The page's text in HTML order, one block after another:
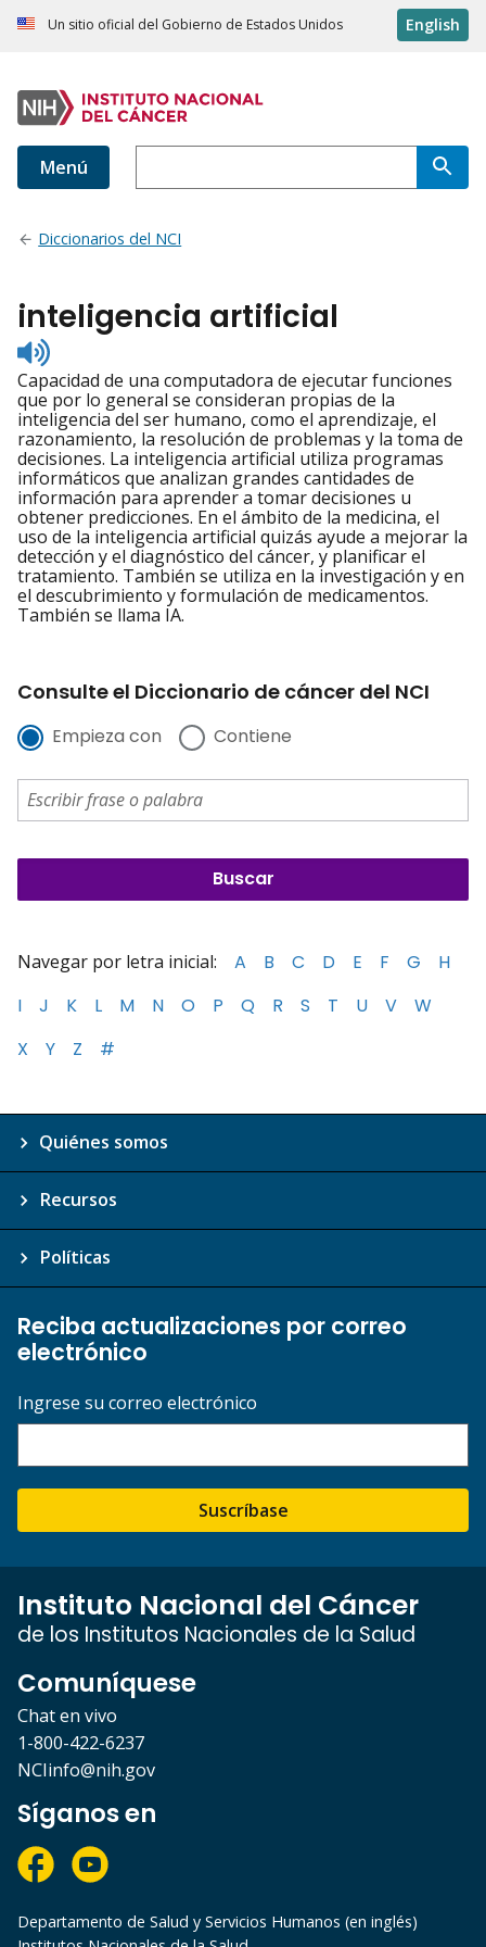
Un sitio oficial del Gobierno de Estados Unidos English
Menú
Diccionarios del NCI
inteligencia artificial
Listen
to
pronunciation
Capacidad de una computadora de ejecutar funciones
que por lo general se consideran propias de la
inteligencia del ser humano, como el aprendizaje, el
razonamiento, la resolución de problemas y la toma de
decisiones. La inteligencia artificial utiliza programas
informáticos que analizan grandes cantidades de
información para aprender a tomar decisiones u
obtener predicciones. En el ámbito de la medicina, el
uso de la inteligencia artificial quizás ayude a mejorar la
detección y el diagnóstico del cáncer, y planificar el
tratamiento. También se utiliza en la investigación y en
el descubrimiento y formulación de medicamentos.
También se llama IA.
Consulte el Diccionario de cáncer del NCI
Empieza con Contiene
Navegar por letra inicial: A B C D E F G
H
I
J K L M N O P Q R S T U V
W
X
Y Z #
Quiénes somos
Recursos
Políticas
Reciba actualizaciones por correo
electrónico
Ingrese su correo electrónico
Suscríbase
Instituto Nacional del Cáncer
de los Institutos Nacionales de la Salud
Comuníquese
Chat en vivo
1-800-422-6237
NCIinfo@nih.gov
Síganos en
Departamento de Salud y Servicios Humanos (en inglés)